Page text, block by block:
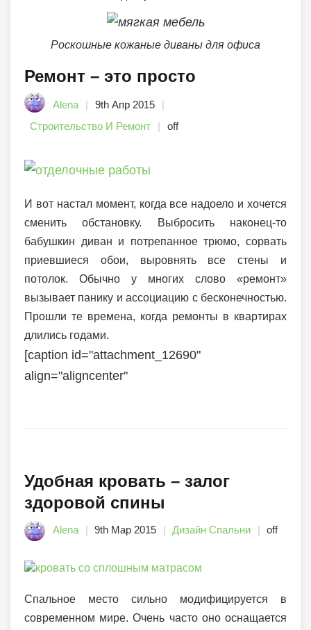
Роскошные кожаные диваны для офиса
Ремонт – это просто
Alena
9th Апр 2015
Строительство И Ремонт
off
И вот настал момент, когда все надоело и хочется
сменить обстановку. Выбросить наконец-то
бабушкин диван и потрепанное трюмо, сорвать
приевшиеся обои, выровнять все стены и
потолок. Обычно у многих слово «ремонт»
вызывает панику и ассоциацию с бесконечностью.
Прошли те времена, когда ремонты в квартирах
длились годами.
[caption id="attachment_12690"
align="aligncenter"
Удобная кровать – залог
здоровой спины
Alena 9th Мар 2015 Дизайн Спальни off
Спальное место сильно модифицируется в
современном мире. Очень часто оно оснащается